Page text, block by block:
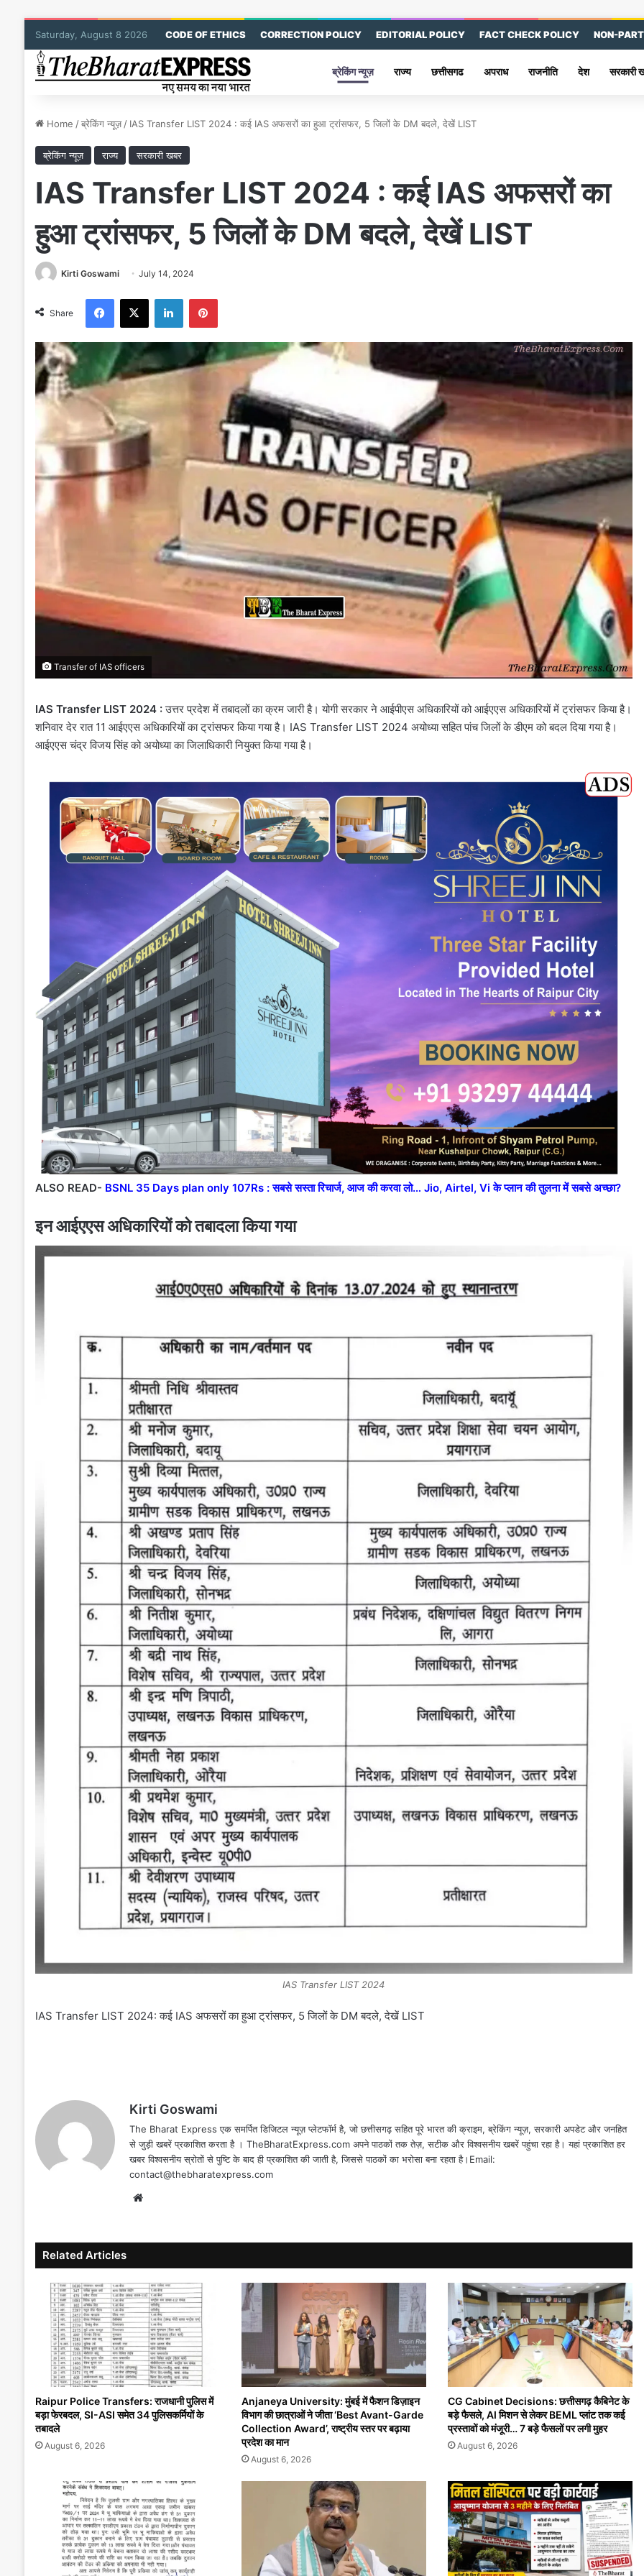
Saturday, August 8 2026 CODE OF ETHICS CORRECTION POLICY EDITORIAL POLICY FACT CHECK POLICY NON-
ब्रेकिंग न्यूज़ राज्य छत्तीसगढ अपराध राजनीति देश सरकारी
Home / ब्रेकिंग न्यूज़ / IAS Transfer LIST 2024 : कई IAS अफसरों का हुआ ट्रांसफर, 5 जिलों के DM बदले, देखें LIST
ब्रेकिंग न्यूज़ राज्य सरकारी खबर
IAS Transfer LIST 2024 : कई IAS अफसरों का
हुआ ट्रांसफर, 5 जिलों के DM बदले, देखें LIST
Kirti Goswami July 14, 2024
Share
Facebook
X LinkedInPinterest
Transfer of IAS officers
IAS Transfer LIST 2024 :उत्तर प्रदेश में तबादलों का क्रम जारी है। योगी सरकार ने आईपीएस अधिकारियों को आईएएस अधिकारियों में ट्रांसफर किया है।
शनिवार देर रात 11 आईएएस अधिकारियों का ट्रांसफर किया गया है। IAS Transfer LIST 2024 अयोध्या सहित पांच जिलों के डीएम को बदल दिया गया है।
आईएएस चंद्र विजय सिंह को अयोध्या का जिलाधिकारी नियुक्त किया गया है।
ALSO READ- BSNL 35 Days plan only 107Rs : सबसे सस्ता रिचार्ज, आज की करवा लो… Jio, Airtel, Vi के प्लान की तुलना में सबसे अच्छा?
इन आईएएस अधिकारियों को तबादला किया गया
IAS Transfer LIST 2024
IAS Transfer LIST 2024: कई IAS अफसरों का हुआ ट्रांसफर, 5 जिलों के DM बदले, देखें LIST
Kirti Goswami
The Bharat Express एक समर्पित डिजिटल न्यूज़ प्लेटफॉर्म है, जो छत्तीसगढ़ सहित पूरे भारत की क्राइम, ब्रेकिंग न्यूज़, सरकारी अपडेट और जनहित
से जुड़ी खबरें प्रकाशित करता है । TheBharatExpress.com अपने पाठकों तक तेज़, सटीक और विश्वसनीय खबरें पहुंचा रहा है। यहां प्रकाशित हर
खबर विश्वसनीय स्रोतों से पुष्टि के बाद ही प्रकाशित की जाती है, जिससे पाठकों का भरोसा बना रहता है।Email:
contact@thebharatexpress.com
Related Articles
Raipur Police Transfers: राजधानी पुलिस में
बड़ा फेरबदल, SI-ASI समेत 34 पुलिसकर्मियों के
तबादले
August 6, 2026
Anjaneya University: मुंबई में फैशन डिज़ाइन
विभाग की छात्राओं ने जीता ‘Best Avant-Garde
Collection Award’, राष्ट्रीय स्तर पर बढ़ाया
प्रदेश का मान
August 6, 2026
CG Cabinet Decisions: छत्तीसगढ़ कैबिनेट के
बड़े फैसले, AI मिशन से लेकर BEML प्लांट तक कई
प्रस्तावों को मंजूरी… 7 बड़े फैसलों पर लगी मुहर
August 6, 2026